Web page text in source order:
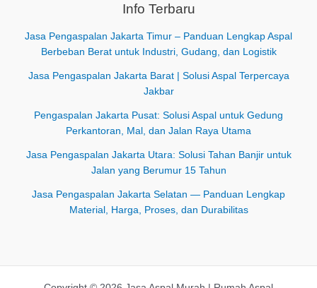
Info Terbaru
Jasa Pengaspalan Jakarta Timur – Panduan Lengkap Aspal
Berbeban Berat untuk Industri, Gudang, dan Logistik
Jasa Pengaspalan Jakarta Barat | Solusi Aspal Terpercaya
Jakbar
Pengaspalan Jakarta Pusat: Solusi Aspal untuk Gedung
Perkantoran, Mal, dan Jalan Raya Utama
Jasa Pengaspalan Jakarta Utara: Solusi Tahan Banjir untuk
Jalan yang Berumur 15 Tahun
Jasa Pengaspalan Jakarta Selatan — Panduan Lengkap
Material, Harga, Proses, dan Durabilitas